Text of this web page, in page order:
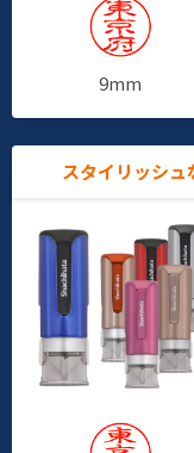
9mm
スタイリッシュ